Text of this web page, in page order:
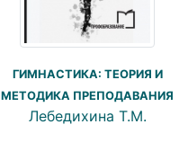
ГИМНАСТИКА: ТЕОРИЯ И
МЕТОДИКА ПРЕПОДАВАНИЯ
Лебедихина Т.М.